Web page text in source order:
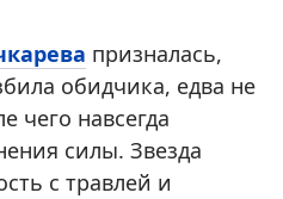
призналась,
обидчика, едва не
чего навсегда
силы. Звезда
с травлей и